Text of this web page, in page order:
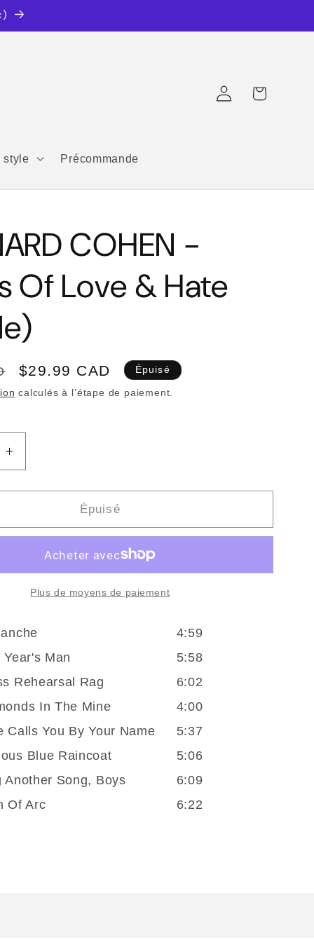
style Précommande
ConnexionPanier
COHEN -
Of Love & Hate
Prix
promotionnel
$29.99 CAD Épuisé
calculés à l'étape de paiement.
Augmenter
la
quantité
LEONARD
Songs
&amp;
(Vinyle)
Épuisé
Plus de moyens de paiement
4:59
Year's Man
5:58
Rehearsal Rag
6:02
In The Mine
4:00
Calls You By Your Name
5:37
Blue Raincoat
5:06
Another Song, Boys
6:09
Of Arc 6:22